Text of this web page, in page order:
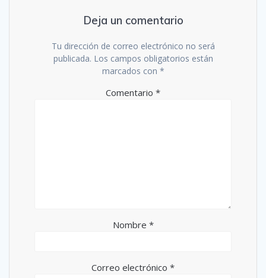
Deja un comentario
Tu dirección de correo electrónico no será
publicada. Los campos obligatorios están
marcados con *
Comentario *
Nombre *
Correo electrónico *